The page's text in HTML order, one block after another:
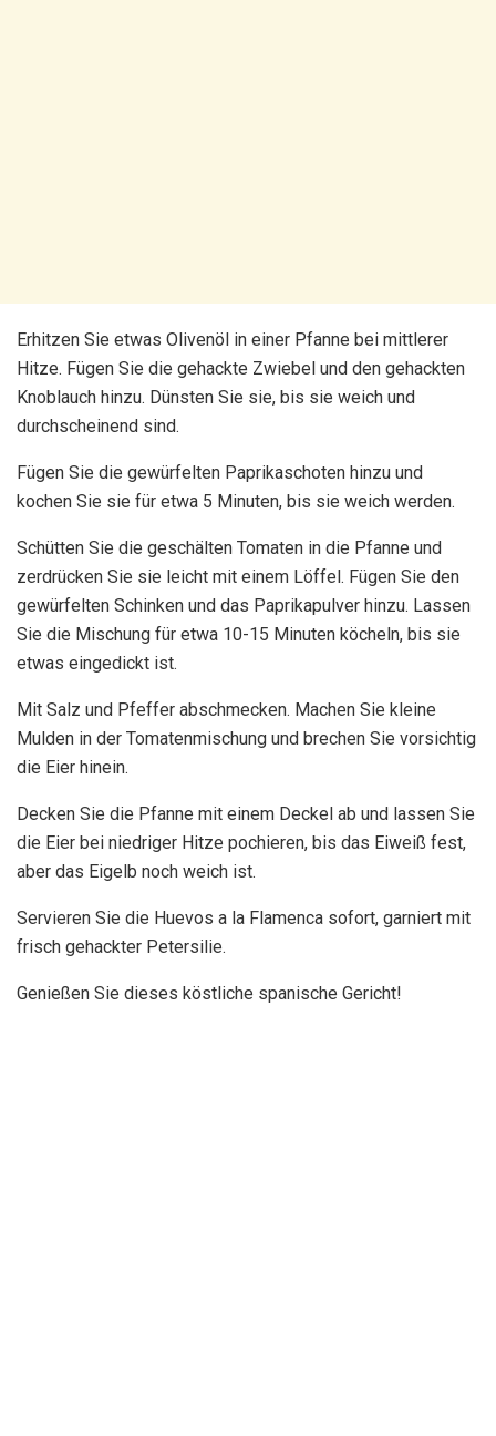
Erhitzen Sie etwas Olivenöl in einer Pfanne bei mittlerer
Hitze. Fügen Sie die gehackte Zwiebel und den gehackten
Knoblauch hinzu. Dünsten Sie sie, bis sie weich und
durchscheinend sind.
Fügen Sie die gewürfelten Paprikaschoten hinzu und
kochen Sie sie für etwa 5 Minuten, bis sie weich werden.
Schütten Sie die geschälten Tomaten in die Pfanne und
zerdrücken Sie sie leicht mit einem Löffel. Fügen Sie den
gewürfelten Schinken und das Paprikapulver hinzu. Lassen
Sie die Mischung für etwa 10-15 Minuten köcheln, bis sie
etwas eingedickt ist.
Mit Salz und Pfeffer abschmecken. Machen Sie kleine
Mulden in der Tomatenmischung und brechen Sie vorsichtig
die Eier hinein.
Decken Sie die Pfanne mit einem Deckel ab und lassen Sie
die Eier bei niedriger Hitze pochieren, bis das Eiweiß fest,
aber das Eigelb noch weich ist.
Servieren Sie die Huevos a la Flamenca sofort, garniert mit
frisch gehackter Petersilie.
Genießen Sie dieses köstliche spanische Gericht!